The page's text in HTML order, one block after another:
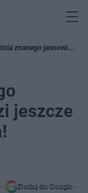
znanego jasnowidza.
jeszcze
Dodaj do Google